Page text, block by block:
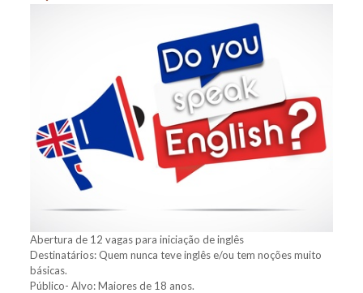
Abertura de 12 vagas para iniciação de inglês
Destinatários: Quem nunca teve inglês e/ou tem noções muito
básicas.
Público- Alvo: Maiores de 18 anos.